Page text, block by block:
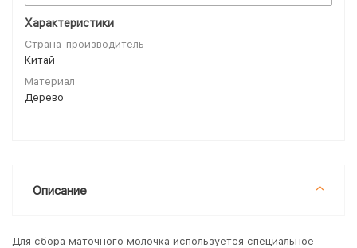
Характеристики
Страна-производитель
Китай
Материал
Дерево
Описание
Для сбора маточного молочка используется специальное